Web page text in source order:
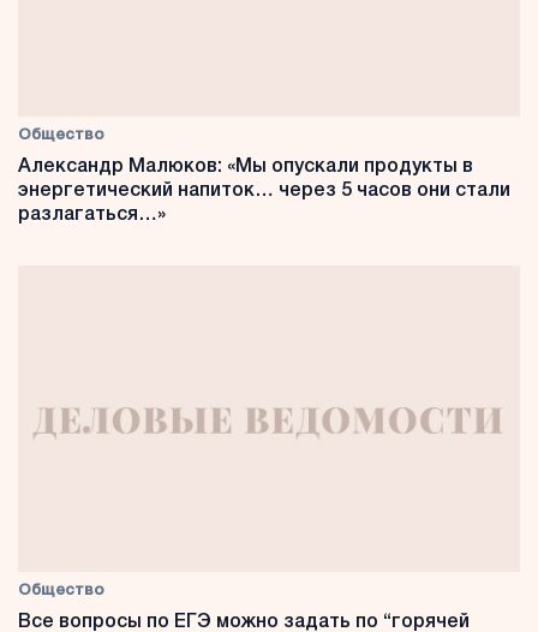
Общество
Александр Малюков: «Мы опускали продукты в
энергетический напиток… через 5 часов они стали
разлагаться…»
Общество
Все вопросы по ЕГЭ можно задать по “горячей